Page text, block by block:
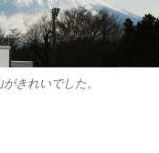
きれいでした。